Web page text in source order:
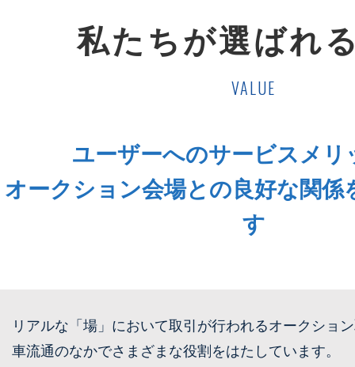
私たちが選ばれ
VALUE
ユーザーへのサービスメリ
オークション会場との良好な関係
す
リアルな「場」において取引が⾏われるオークショ
⾞流通のなかでさまざまな役割をはたしています。